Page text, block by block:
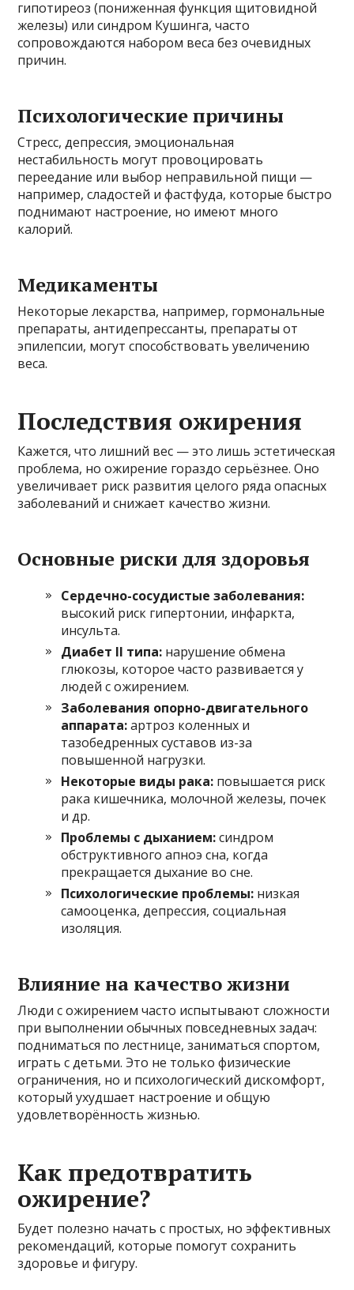
гипотиреоз (пониженная функция щитовидной
железы) или синдром Кушинга, часто
сопровождаются набором веса без очевидных
причин.
Психологические причины
Стресс, депрессия, эмоциональная
нестабильность могут провоцировать
переедание или выбор неправильной пищи —
например, сладостей и фастфуда, которые быстро
поднимают настроение, но имеют много
калорий.
Медикаменты
Некоторые лекарства, например, гормональные
препараты, антидепрессанты, препараты от
эпилепсии, могут способствовать увеличению
веса.
Последствия ожирения
Кажется, что лишний вес — это лишь эстетическая
проблема, но ожирение гораздо серьёзнее. Оно
увеличивает риск развития целого ряда опасных
заболеваний и снижает качество жизни.
Основные риски для здоровья
Сердечно-сосудистые заболевания:
высокий риск гипертонии, инфаркта,
инсульта.
Диабет II типа: нарушение обмена
глюкозы, которое часто развивается у
людей с ожирением.
Заболевания опорно-двигательного
аппарата:артроз коленных и
тазобедренных суставов из-за
повышенной нагрузки.
Некоторые виды рака: повышается риск
рака кишечника, молочной железы, почек
и др.
Проблемы с дыханием:синдром
обструктивного апноэ сна, когда
прекращается дыхание во сне.
Психологические проблемы: низкая
самооценка, депрессия, социальная
изоляция.
Влияние на качество жизни
Люди с ожирением часто испытывают сложности
при выполнении обычных повседневных задач:
подниматься по лестнице, заниматься спортом,
играть с детьми. Это не только физические
ограничения, но и психологический дискомфорт,
который ухудшает настроение и общую
удовлетворённость жизнью.
Как предотвратить
ожирение?
Будет полезно начать с простых, но эффективных
рекомендаций, которые помогут сохранить
здоровье и фигуру.